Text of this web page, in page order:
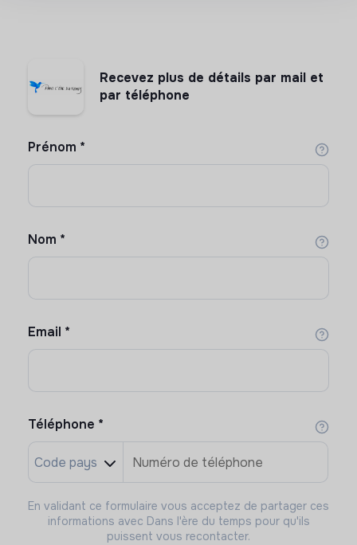
Recevez plus de détails par mail et
par téléphone
Prénom *
Nom *
Email *
Téléphone *
En validant ce formulaire vous acceptez de partager ces
informations avec Dans l'ère du temps pour qu'ils
puissent vous recontacter.